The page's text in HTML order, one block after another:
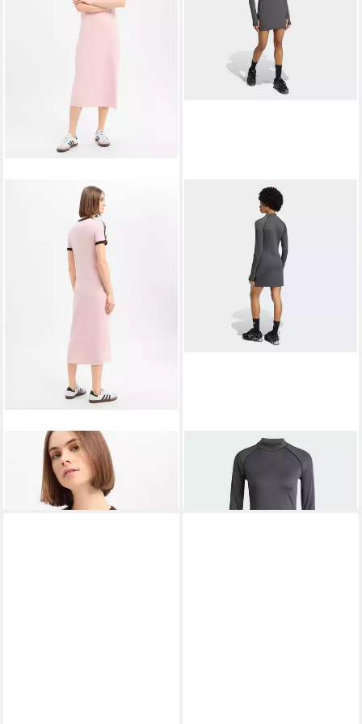
ADIDAS ORIGINALS
Jerseykleid
65,99 €
ADIDAS ORIGINALSMinikleid
MINIKLEID (1-tlg)
80,00 €